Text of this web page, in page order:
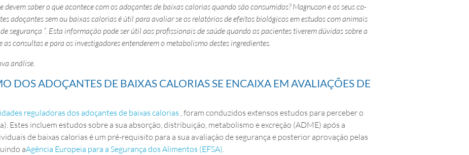
saber o que acontece com os adoçantes de baixas calorias quando são consumidos? Magnuson e os seus co-
adoçantes sem ou baixas calorias é útil para avaliar se os relatórios de efeitos biológicos em estudos com animais
segurança “. Esta informação pode ser útil aos profissionais de saúde quando os pacientes tiverem dúvidas sobre a
consultas e para os investigadores entenderem o metabolismo destes ingredientes.
análise.
DOS ADOÇANTES DE BAIXAS CALORIAS SE ENCAIXA EM AVALIAÇÕES DE
reguladoras dos adoçantes de baixas calorias , foram conduzidos extensos estudos para perceber o
Estes incluem estudos sobre a sua absorção, distribuição, metabolismo e excreção (ADME) após a
de baixas calorias é um pré-requisito para a sua avaliação de segurança e posterior aprovação pelas
aAgência Europeia para a Segurança dos Alimentos (EFSA).